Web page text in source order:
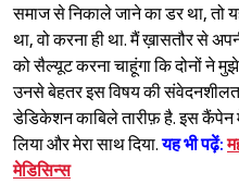
समाज से निकाले जाने का डर था, तो
था, वो करना ही था. मैं ख़ासतौर से
को सैल्यूट करना चाहूंगा कि दोनों ने
उनसे बेहतर इस विषय की
डेडिकेशन काबिले तारीफ़ है. इस कैंपेन
लिया और मेरा साथ दिया.यह भी पढ़ें:
मेडिसिन्स